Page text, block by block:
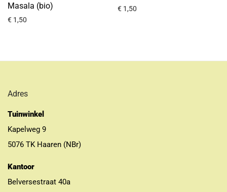
Masala (bio)
€ 1,50
€ 1,50
Adres
Tuinwinkel
Kapelweg 9
5076 TK Haaren (NBr)
Kantoor
Belversestraat 40a